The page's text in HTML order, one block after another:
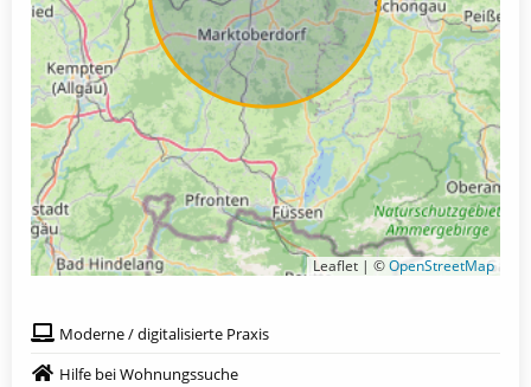
Leaflet | ©OpenStreetMap
Moderne / digitalisierte Praxis
Hilfe bei Wohnungssuche